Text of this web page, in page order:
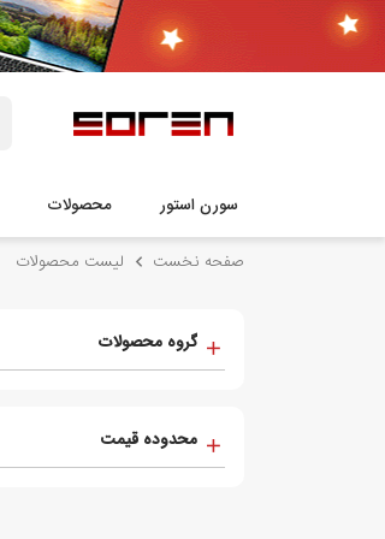
سورن استور محصولات
صفحه نخست لیست محصولات
گروه محصولات
محدوده قیمت